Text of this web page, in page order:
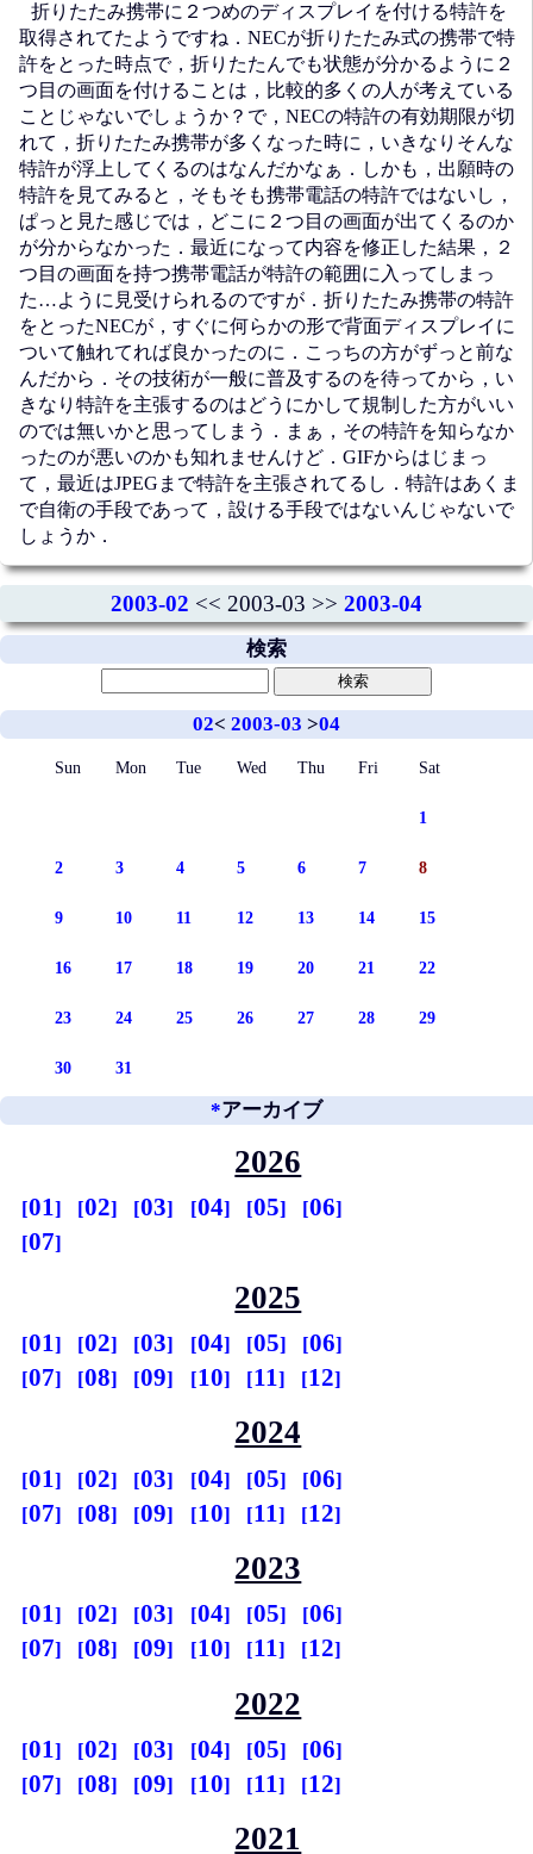
折りたたみ携帯に２つめのディスプレイを付ける特許を
取得されてたようですね．NECが折りたたみ式の携帯で特
許をとった時点で，折りたたんでも状態が分かるように２
つ目の画面を付けることは，比較的多くの人が考えている
ことじゃないでしょうか？で，NECの特許の有効期限が切
れて，折りたたみ携帯が多くなった時に，いきなりそんな
特許が浮上してくるのはなんだかなぁ．しかも，出願時の
特許を見てみると，そもそも携帯電話の特許ではないし，
ぱっと見た感じでは，どこに２つ目の画面が出てくるのか
が分からなかった．最近になって内容を修正した結果，２
つ目の画面を持つ携帯電話が特許の範囲に入ってしまっ
た…ように見受けられるのですが．折りたたみ携帯の特許
をとったNECが，すぐに何らかの形で背面ディスプレイに
ついて触れてれば良かったのに．こっちの方がずっと前な
んだから．その技術が一般に普及するのを待ってから，い
きなり特許を主張するのはどうにかして規制した方がいい
のでは無いかと思ってしまう．まぁ，その特許を知らなか
ったのが悪いのかも知れませんけど．GIFからはじまっ
て，最近はJPEGまで特許を主張されてるし．特許はあくま
で自衛の手段であって，設ける手段ではないんじゃないで
しょうか．
2003-02 << 2003-03 >> 2003-04
検索
02< 2003-03 >04
Sun Mon Tue Wed Thu Fri Sat
1
2 3 4 5 6 7 8
9 10 11 12 13 14 15
16 17 18 19 20 21 22
23 24 25 26 27 28 29
30 31
*アーカイブ
2026
01 02 03 04 05
06
07
2025
01 02 03 04 05
06
07
08 09 10 11 12
2024
01 02 03 04 05
06
07
08 09 10 11 12
2023
01 02 03 04 05
06
07
08 09 10 11 12
2022
01 02 03 04 05
06
07
08 09 10 11 12
2021